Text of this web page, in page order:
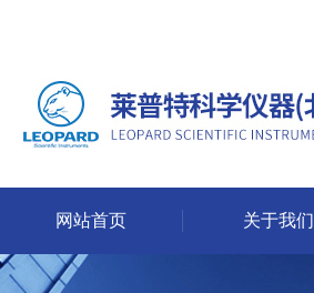
网站首页 关于我们